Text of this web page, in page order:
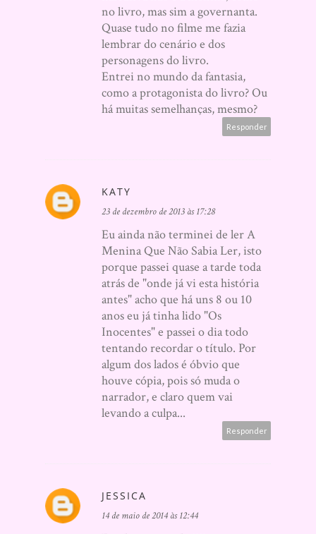
no livro, mas sim a governanta.
Quase tudo no filme me fazia
lembrar do cenário e dos
personagens do livro.
Entrei no mundo da fantasia,
como a protagonista do livro? Ou
há muitas semelhanças, mesmo?
Responder
KATY
23 de dezembro de 2013 às 17:28
Eu ainda não terminei de ler A
Menina Que Não Sabia Ler, isto
porque passei quase a tarde toda
atrás de "onde já vi esta história
antes" acho que há uns 8 ou 10
anos eu já tinha lido "Os
Inocentes" e passei o dia todo
tentando recordar o título. Por
algum dos lados é óbvio que
houve cópia, pois só muda o
narrador, e claro quem vai
levando a culpa...
Responder
JESSICA
14 de maio de 2014 às 12:44